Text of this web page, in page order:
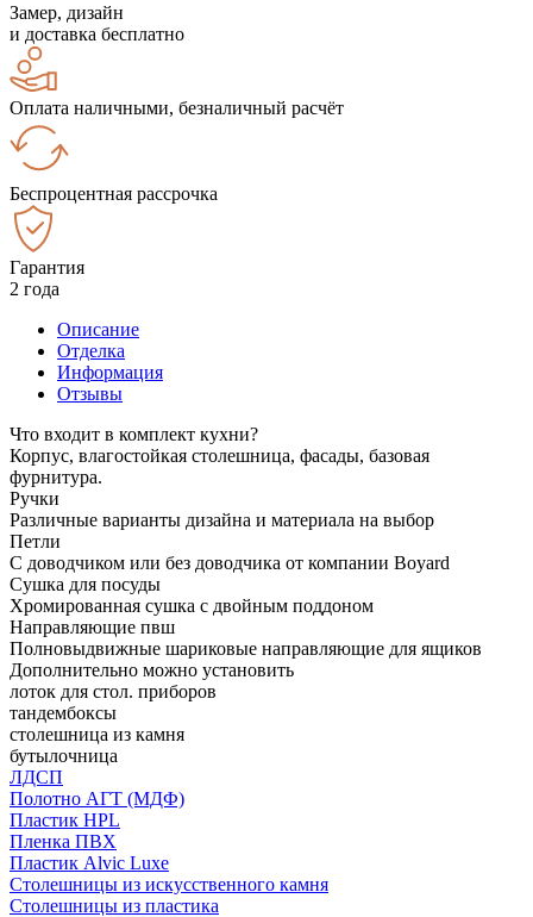
Замер, дизайн
и доставка бесплатно
Оплата наличными, безналичный расчёт
Беспроцентная рассрочка
Гарантия
2 года
Описание
Отделка
Информация
Отзывы
Что входит в комплект кухни?
Корпус, влагостойкая столешница, фасады, базовая
фурнитура.
Ручки
Различные варианты дизайна и материала на выбор
Петли
С доводчиком или без доводчика от компании Boyard
Сушка для посуды
Хромированная сушка с двойным поддоном
Направляющие пвш
Полновыдвижные шариковые направляющие для ящиков
Дополнительно можно установить
лоток для стол. приборов
тандембоксы
столешница из камня
бутылочница
ЛДСП
Полотно АГТ (МДФ)
Пластик HPL
Пленка ПВХ
Пластик Alvic Luxe
Столешницы из искусственного камня
Столешницы из пластика